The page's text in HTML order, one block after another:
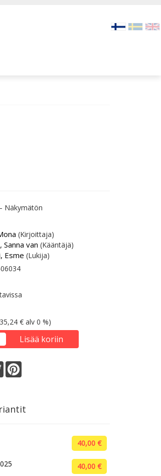
Näkymätön
(Kirjoittaja)
Sanna van (Kääntäjä)
Esme (Lukija)
€ alv 0 %)
Lisää koriin
Twitter
40,00 €
40,00 €